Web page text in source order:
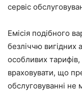
сервіс
Емісія подібного
безліччю вигідних
особливих тарифів,
враховувати, що
обслуговуванні не